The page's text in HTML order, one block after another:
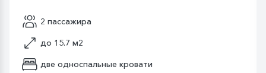
2 пассажира
до 15.7 м2
две односпальные кровати